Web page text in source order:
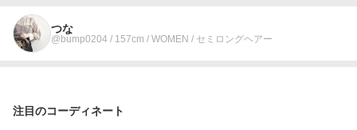
つな
@bump0204 / 157cm / WOMEN / セミロングヘアー
注目のコーディネート